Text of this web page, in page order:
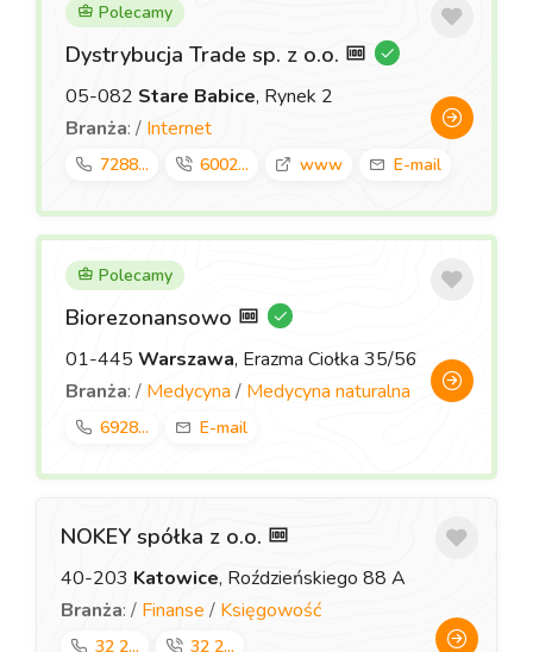
Polecamy
Dystrybucja Trade sp. z o.o.
05-082 Stare Babice, Rynek 2
Branża: / Internet
7288... 6002... www E-mail
Polecamy
Biorezonansowo
01-445 Warszawa, Erazma Ciołka 35/56
Branża: / Medycyna / Medycyna naturalna
6928... E-mail
NOKEY spółka z o.o.
40-203 Katowice, Roździeńskiego 88 A
Branża: / Finanse / Księgowość
32 2... 32 2...